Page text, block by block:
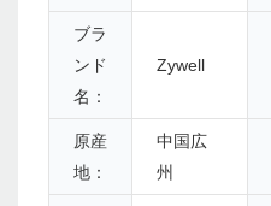
ブラ
ンド
名：
Zywell
原産
地：
中国広
州